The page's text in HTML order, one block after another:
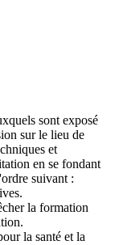
sont exposé
sur le lieu de
et
en se fondant
suivant :
la formation
la santé et la